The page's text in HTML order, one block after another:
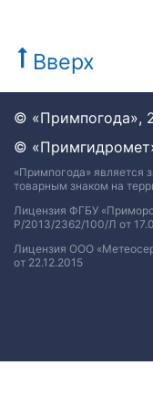
Вверх
© «Примпогода»,
©
«Примпогода» является
товарным знаком на
Лицензия ФГБУ
Р/2013/2362/100/Л от
Лицензия ООО
от 22.12.2015